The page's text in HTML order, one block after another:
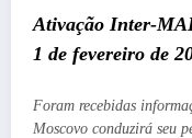
Ativação Inter-
1 de fevereiro de
Foram recebidas
Moscovo conduzirá seu